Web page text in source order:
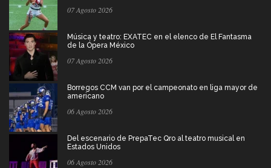
07 Agosto 2026
Música y teatro: EXATEC en el elenco de El Fantasma
de la Ópera México
07 Agosto 2026
Borregos CCM van por el campeonato en liga mayor de
americano
06 Agosto 2026
Del escenario de PrepaTec Qro al teatro musical en
Estados Unidos
06 Agosto 2026